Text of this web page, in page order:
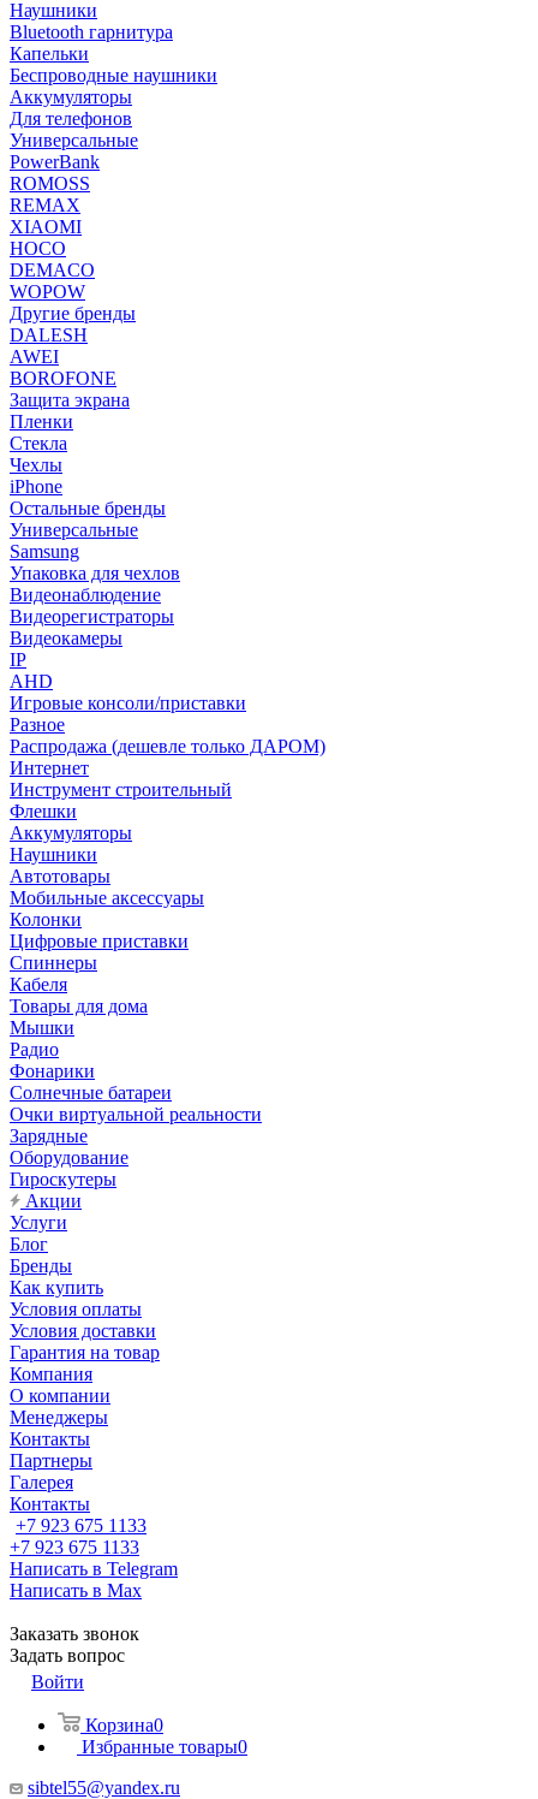
Наушники
Bluetooth гарнитура
Капельки
Беспроводные наушники
Аккумуляторы
Для телефонов
Универсальные
PowerBank
ROMOSS
REMAX
XIAOMI
HOCO
DEMACO
WOPOW
Другие бренды
DALESH
AWEI
BOROFONE
Защита экрана
Пленки
Стекла
Чехлы
iPhone
Остальные бренды
Универсальные
Samsung
Упаковка для чехлов
Видеонаблюдение
Видеорегистраторы
Видеокамеры
IP
AHD
Игровые консоли/приставки
Разное
Распродажа (дешевле только ДАРОМ)
Интернет
Инструмент строительный
Флешки
Аккумуляторы
Наушники
Автотовары
Мобильные аксессуары
Колонки
Цифровые приставки
Спиннеры
Кабеля
Товары для дома
Мышки
Радио
Фонарики
Солнечные батареи
Очки виртуальной реальности
Зарядные
Оборудование
Гироскутеры
Акции
Услуги
Блог
Бренды
Как купить
Условия оплаты
Условия доставки
Гарантия на товар
Компания
О компании
Менеджеры
Контакты
Партнеры
Галерея
Контакты
+7 923 675 1133
+7 923 675 1133
Написать в Telegram
Написать в Max
Заказать звонок
Задать вопрос
Войти
Корзина0
Избранные товары0
sibtel55@yandex.ru